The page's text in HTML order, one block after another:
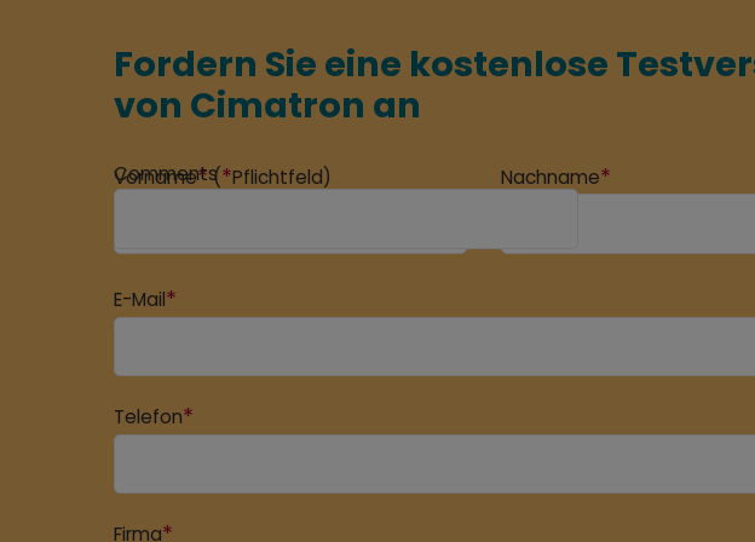
Fordern Sie eine kostenlose
von Cimatron an
Comments
Vorname*(*Pflichtfeld) Nachname*
E-Mail*
Telefon*
Firma*